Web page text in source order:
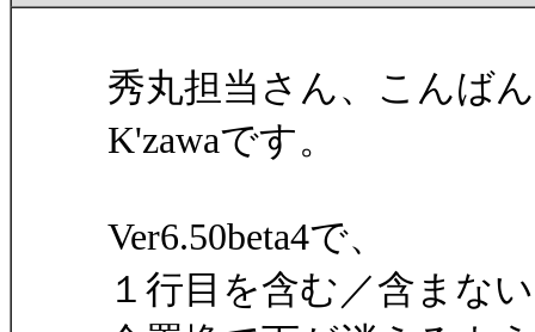
秀丸担当さん、こんば
K'zawaです。
Ver6.50beta4で、
１行目を含む／含まな